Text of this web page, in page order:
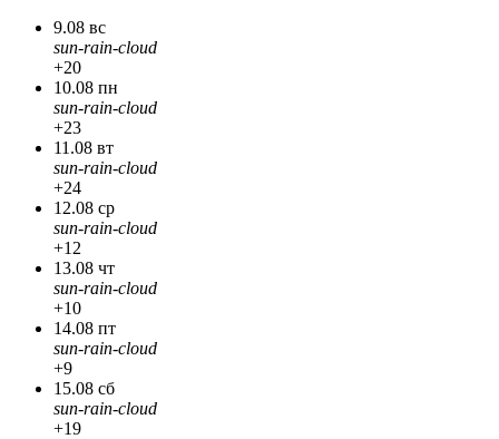
9.08 вс
sun-rain-cloud
+20
10.08 пн
sun-rain-cloud
+23
11.08 вт
sun-rain-cloud
+24
12.08 ср
sun-rain-cloud
+12
13.08 чт
sun-rain-cloud
+10
14.08 пт
sun-rain-cloud
+9
15.08 сб
sun-rain-cloud
+19